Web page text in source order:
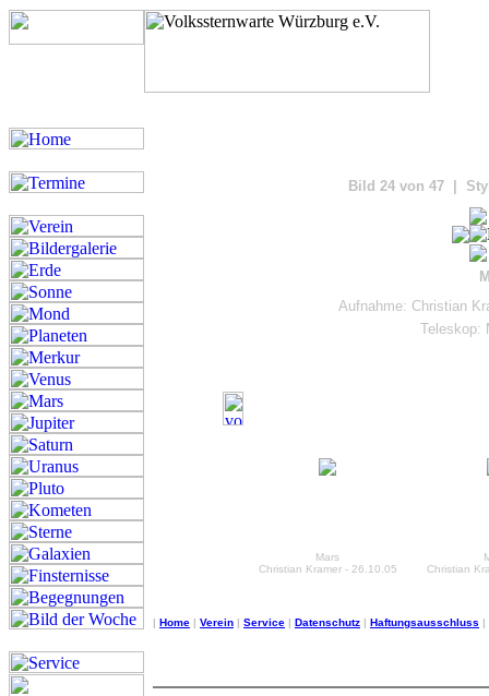
Bild 24 von 47 |
Aufnahme: Christian
Teleskop:
Mars
Christian Kramer - 26.10.05
Christian
| Home | Verein | Service | Datenschutz | Haftungsausschluss |